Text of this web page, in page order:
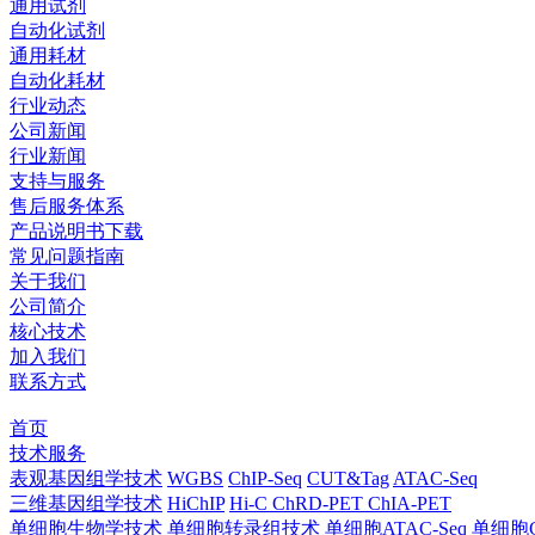
通用试剂
自动化试剂
通用耗材
自动化耗材
行业动态
公司新闻
行业新闻
支持与服务
售后服务体系
产品说明书下载
常见问题指南
关于我们
公司简介
核心技术
加入我们
联系方式
首页
技术服务
表观基因组学技术 WGBS ChIP-Seq CUT&Tag ATAC-Seq
三维基因组学技术 HiChIP Hi-C ChRD-PET ChIA-PET
单细胞生物学技术 单细胞转录组技术 单细胞ATAC-Seq 单细胞